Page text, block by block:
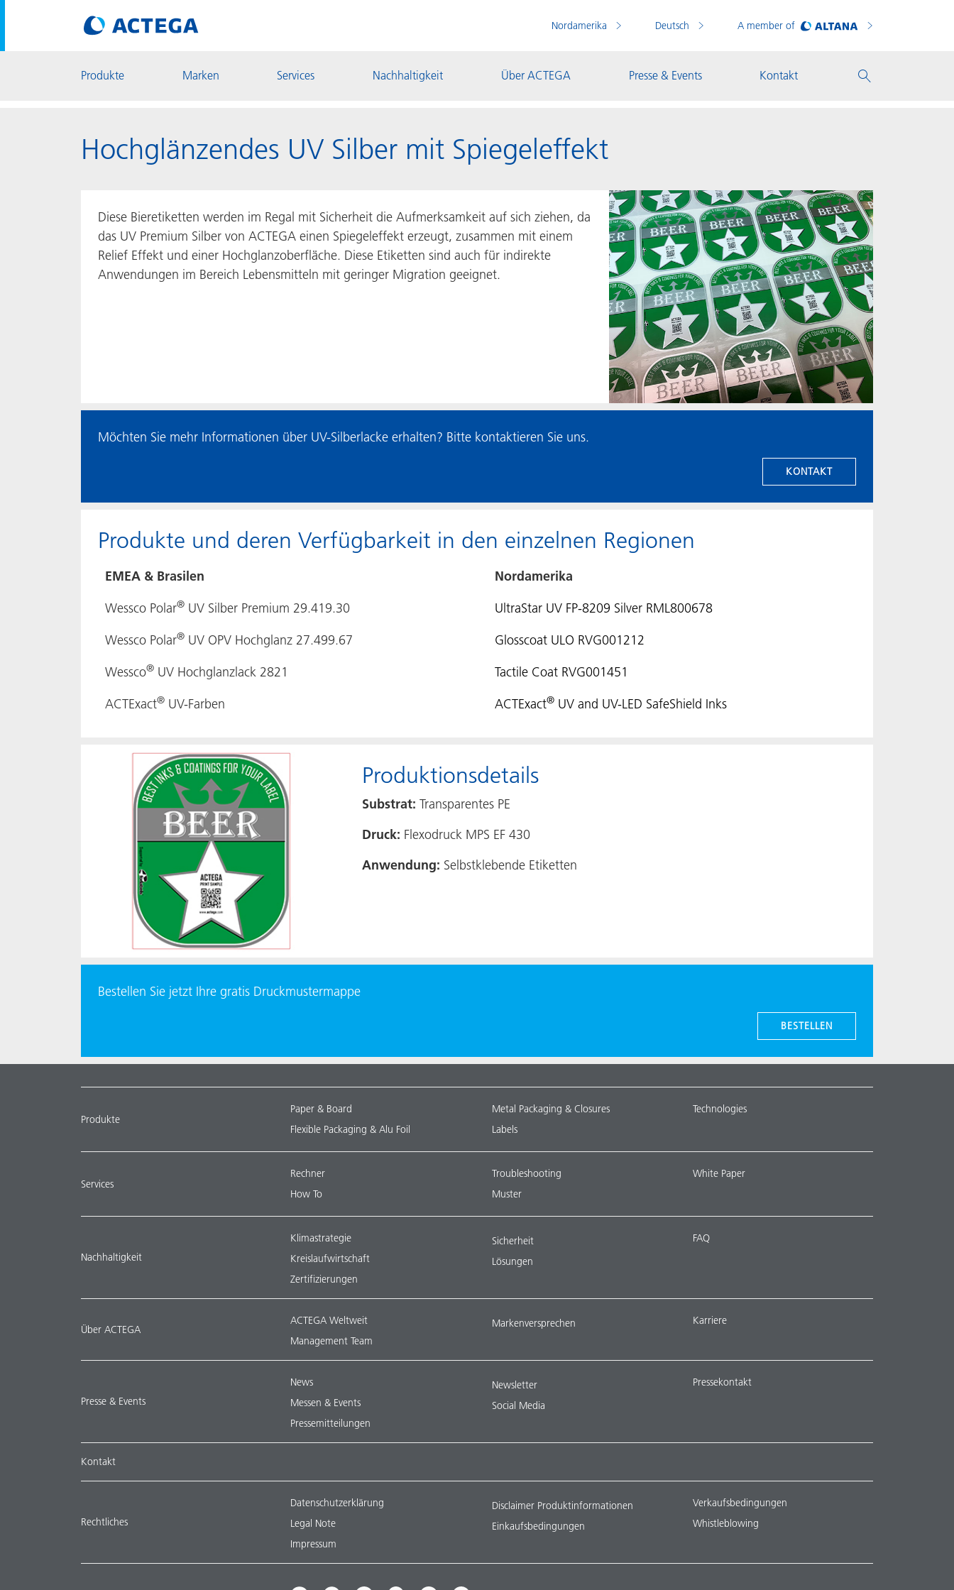
Nordamerika Deutsch A member of
Produkte Marken Services Nachhaltigkeit Über ACTEGA Presse & Events Kontakt
Hochglänzendes UV Silber mit Spiegeleffekt
Diese Bieretiketten werden im Regal mit Sicherheit die Aufmerksamkeit auf sich ziehen, da
das UV Premium Silber von ACTEGA einen Spiegeleffekt erzeugt, zusammen mit einem
Relief Effekt und einer Hochglanzoberfläche. Diese Etiketten sind auch für indirekte
Anwendungen im Bereich Lebensmitteln mit geringer Migration geeignet.
Möchten Sie mehr Informationen über UV-Silberlacke erhalten? Bitte kontaktieren Sie uns.
KONTAKT
Produkte und deren Verfügbarkeit in den einzelnen Regionen
EMEA & Brasilen
Nordamerika
Wessco Polar® UV Silber Premium 29.419.30
UltraStar UV FP-8209 Silver RML800678
Wessco Polar® UV OPV Hochglanz 27.499.67
Glosscoat ULO RVG001212
Wessco® UV Hochglanzlack 2821
Tactile Coat RVG001451
ACTExact® UV-Farben ACTExact® UV and UV-LED SafeShield Inks
Produktionsdetails
Substrat: Transparentes PE
Druck: Flexodruck MPS EF 430
Anwendung: Selbstklebende Etiketten
Bestellen Sie jetzt Ihre gratis Druckmustermappe
BESTELLEN
Produkte
Paper & Board
Flexible Packaging & Alu Foil
Metal Packaging & Closures
Labels
Technologies
Services
Rechner
How To
Troubleshooting
Muster
White Paper
Nachhaltigkeit
Klimastrategie
Kreislaufwirtschaft
Zertifizierungen
Sicherheit
Lösungen
FAQ
Über ACTEGA
ACTEGA Weltweit
Management Team
Markenversprechen Karriere
Presse & Events
News
Messen & Events
Pressemitteilungen
Newsletter
Social Media
Pressekontakt
Kontakt
Rechtliches
Datenschutzerklärung
Legal Note
Impressum
Disclaimer Produktinformationen
Einkaufsbedingungen
Verkaufsbedingungen
Whistleblowing